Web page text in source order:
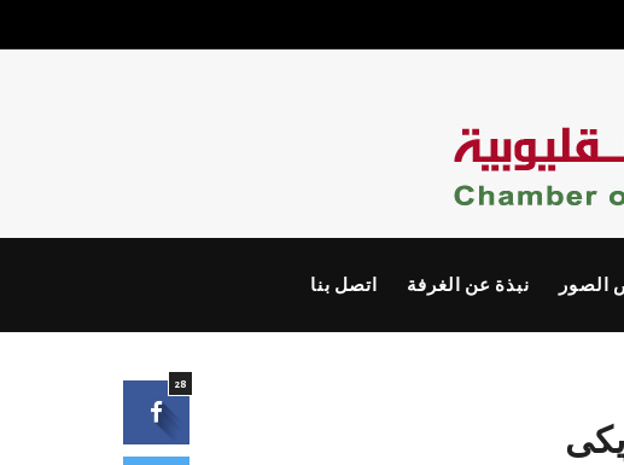
الصور نبذة عن الغرفة اتصل بنا
28